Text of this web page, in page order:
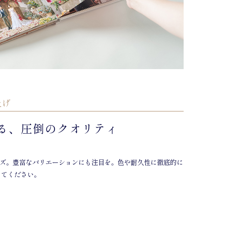
、圧倒のクオリティ
。豊富なバリエーションにも注目を。色や耐久性に徹底的に
ください。